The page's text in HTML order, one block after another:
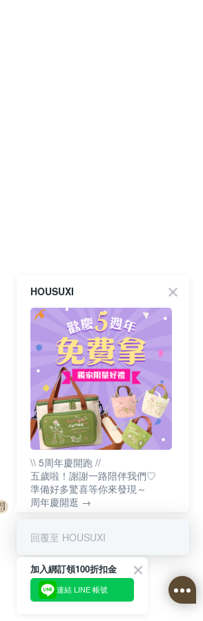
HOUSUXI
\\ 5周年慶開跑 //
五歲啦！謝謝一路陪伴我們♡
準備好多驚喜等你來發現～
周年慶開逛 →
回覆至 HOUSUXI
加入綁訂領100折扣金
連結 LINE 帳號